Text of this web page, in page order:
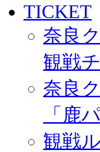
TICKET
奈良
観戦
奈良
「鹿
観戦